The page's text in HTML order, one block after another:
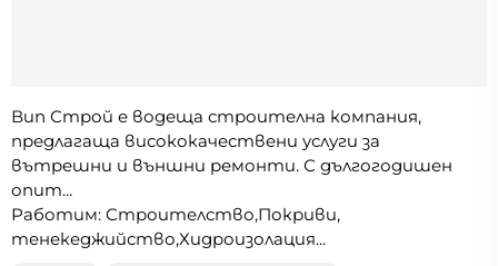
Вип Строй е водеща строителна компания,
предлагаща висококачествени услуги за
вътрешни и външни ремонти. С дългогодишен
опит...
Работим: Строителство,Покриви,
тенекеджийство,Хидроизолация...